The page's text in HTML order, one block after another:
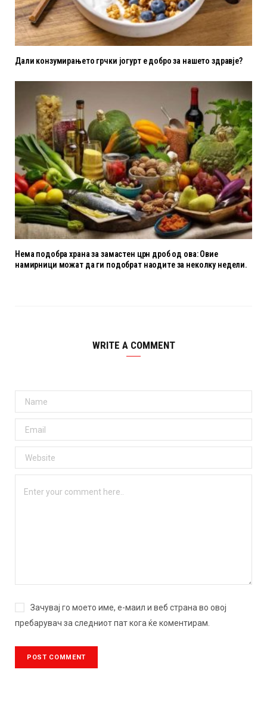
Дали конзумирањето грчки јогурт е добро за нашето здравје?
Нема подобра храна за замастен црн дроб од ова: Овие
намирници можат да ги подобрат наодите за неколку недели.
WRITE A COMMENT
Зачувај го моето име, е-маил и веб страна во овој
пребарувач за следниот пат кога ќе коментирам.